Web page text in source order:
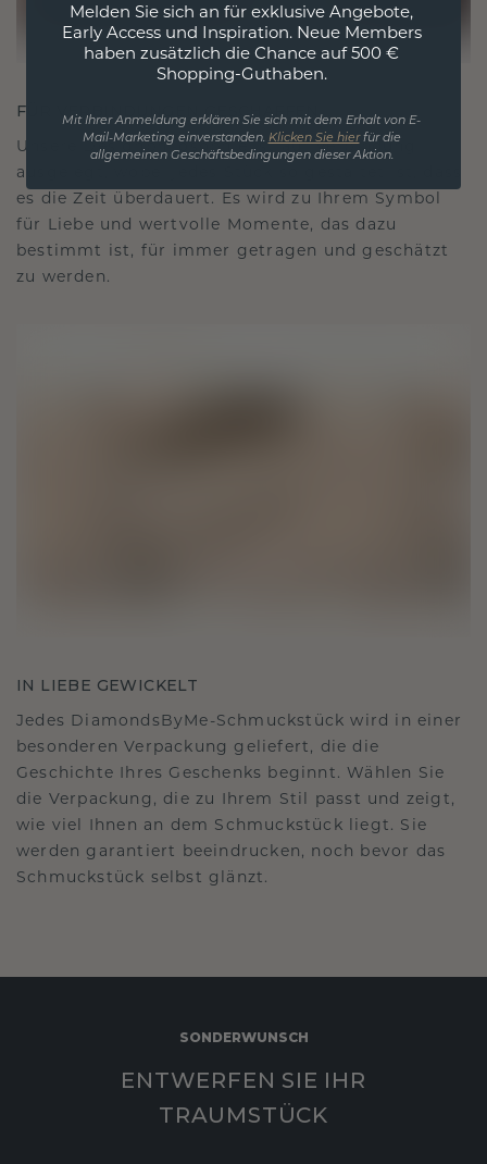
FÜR VERBINDUNGEN GESCHAFFEN
Unsere Designphilosophie ist auf Verbindung
ausgelegt, wobei jedes Stück so gestaltet ist, dass
es die Zeit überdauert. Es wird zu Ihrem Symbol
für Liebe und wertvolle Momente, das dazu
bestimmt ist, für immer getragen und geschätzt
zu werden.
IN LIEBE GEWICKELT
Jedes DiamondsByMe-Schmuckstück wird in einer
besonderen Verpackung geliefert, die die
Geschichte Ihres Geschenks beginnt. Wählen Sie
die Verpackung, die zu Ihrem Stil passt und zeigt,
wie viel Ihnen an dem Schmuckstück liegt. Sie
werden garantiert beeindrucken, noch bevor das
Schmuckstück selbst glänzt.
SONDERWUNSCH
ENTWERFEN SIE IHR
TRAUMSTÜCK
Melden Sie sich an für exklusive Angebote,
Early Access und Inspiration. Neue Members
haben zusätzlich die Chance auf 500 €
Shopping-Guthaben.
Mit Ihrer Anmeldung erklären Sie sich mit dem Erhalt von E-
Mail-Marketing einverstanden. Klicken Sie hierfür die
allgemeinen Geschäftsbedingungen dieser Aktion.